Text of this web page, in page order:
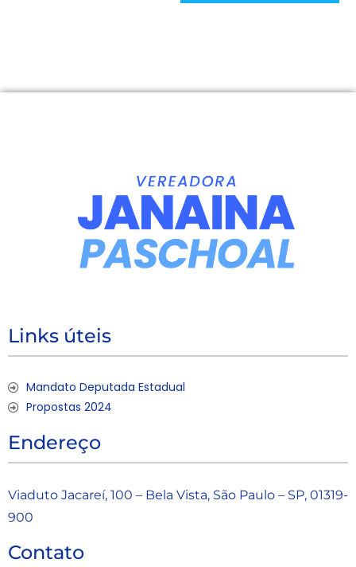
Links úteis
Mandato Deputada Estadual
Propostas 2024
Endereço
Viaduto Jacareí, 100 – Bela Vista, São Paulo – SP, 01319-
900
Contato